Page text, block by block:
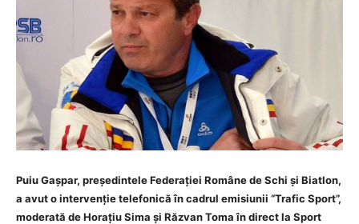
Puiu Gașpar, președintele Federației Române de Schi și Biatlon,
a avut o intervenție telefonică în cadrul emisiunii “Trafic Sport”,
moderată de Horațiu Sima și Răzvan Toma în direct la Sport